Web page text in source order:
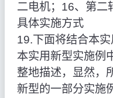
二电机；16、第二
具体实施方式
19.下面将结合本
本实用新型实施例
整地描述，显然，
新型的一部分实施